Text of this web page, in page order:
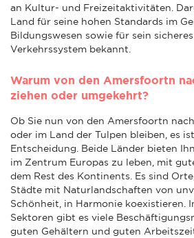
an Kultur- und Freizeitaktivitäten.
Land für seine hohen Standards im
Bildungswesen sowie für sein
Verkehrssystem bekannt.
Warum von den Amersfoortn
ziehen oder umgekehrt?
Ob Sie nun von den Amersfoortn
oder im Land der Tulpen bleiben, es
Entscheidung. Beide Länder bieten
im Zentrum Europas zu leben, mit
dem Rest des Kontinents. Es sind
Städte mit Naturlandschaften von
Schönheit, in Harmonie koexistieren.
Sektoren gibt es viele
guten Gehältern und guten